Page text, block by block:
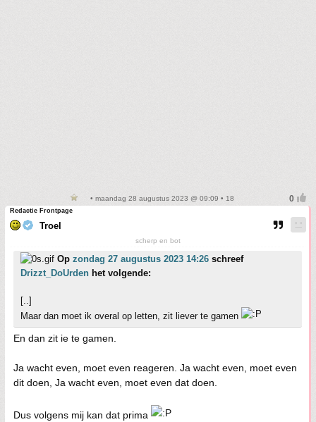
• maandag 28 augustus 2023 @ 09:09 • 18
Redactie Frontpage
Troel
scherp en bot
Op zondag 27 augustus 2023 14:26 schreef
Drizzt_DoUrden het volgende:
[..]
Maar dan moet ik overal op letten, zit liever te gamen
En dan zit ie te gamen.
Ja wacht even, moet even reageren. Ja wacht even, moet even
dit doen, Ja wacht even, moet even dat doen.
Dus volgens mij kan dat prima